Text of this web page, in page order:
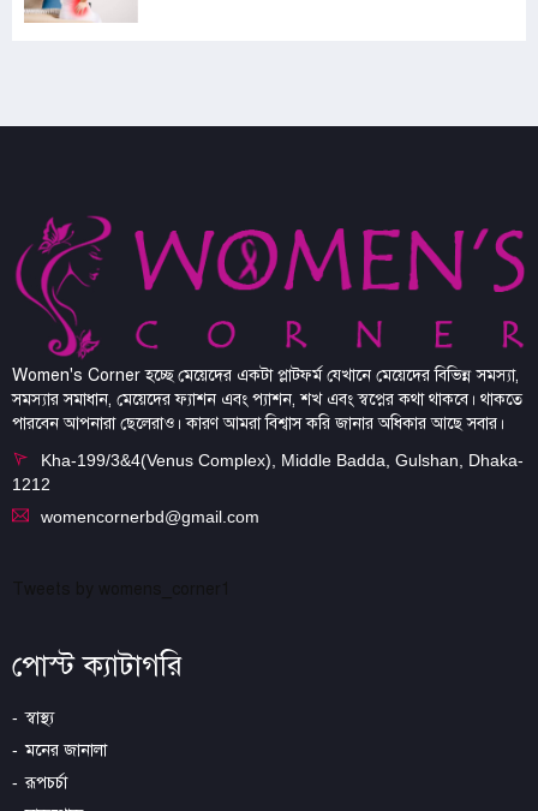
Women's Corner হচ্ছে মেয়েদের একটা প্লাটফর্ম যেখানে মেয়েদের বিভিন্ন সমস্যা,
সমস্যার সমাধান, মেয়েদের ফ্যাশন এবং প্যাশন, শখ এবং স্বপ্নের কথা থাকবে। থাকতে
পারবেন আপনারা ছেলেরাও। কারণ আমরা বিশ্বাস করি জানার অধিকার আছে সবার।
Kha-199/3&4(Venus Complex), Middle Badda, Gulshan, Dhaka-
1212
womencornerbd@gmail.com
পোস্ট ক্যাটাগরি
স্বাস্থ্য
মনের জানালা
রূপচর্চা